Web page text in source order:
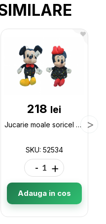
218 lei
Jucarie moale soricel 45cm 52534
SKU: 52534
- +
Adauga in cos